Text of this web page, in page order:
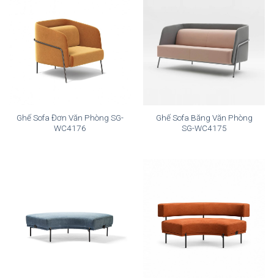
Ghế Sofa Đơn Văn Phòng SG-
WC4176
Ghế Sofa Băng Văn Phòng
SG-WC4175